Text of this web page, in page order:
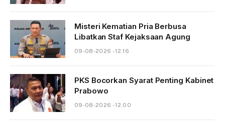
Misteri Kematian Pria Berbusa
Libatkan Staf Kejaksaan Agung
09-08-2026 - 12.16
PKS Bocorkan Syarat Penting Kabinet
Prabowo
09-08-2026 - 12.00